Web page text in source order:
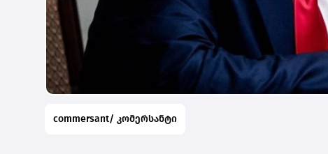
commersant/ კომერსანტი